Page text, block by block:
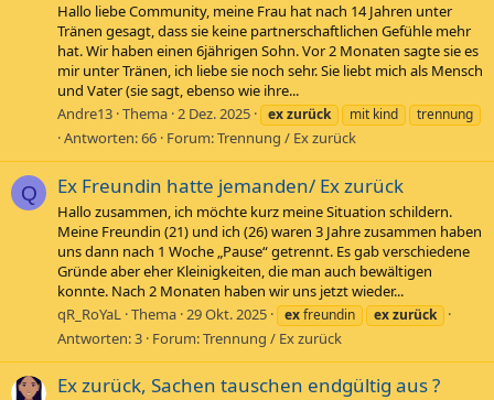
Hallo liebe Community, meine Frau hat nach 14 Jahren unter
Tränen gesagt, dass sie keine partnerschaftlichen Gefühle mehr
hat. Wir haben einen 6jährigen Sohn. Vor 2 Monaten sagte sie es
mir unter Tränen, ich liebe sie noch sehr. Sie liebt mich als Mensch
und Vater (sie sagt, ebenso wie ihre...
Andre13 Thema 2 Dez. 2025 exzurück mit kind trennung
Antworten: 66 Forum:Trennung / Ex zurück
Q Ex Freundin hatte jemanden/ Ex zurück
Hallo zusammen, ich möchte kurz meine Situation schildern.
Meine Freundin (21) und ich (26) waren 3 Jahre zusammen haben
uns dann nach 1 Woche „Pause“ getrennt. Es gab verschiedene
Gründe aber eher Kleinigkeiten, die man auch bewältigen
konnte. Nach 2 Monaten haben wir uns jetzt wieder...
qR_RoYaL Thema 29 Okt. 2025 exfreundin exzurück
Antworten: 3 Forum:Trennung / Ex zurück
Ex zurück, Sachen tauschen endgültig aus ?